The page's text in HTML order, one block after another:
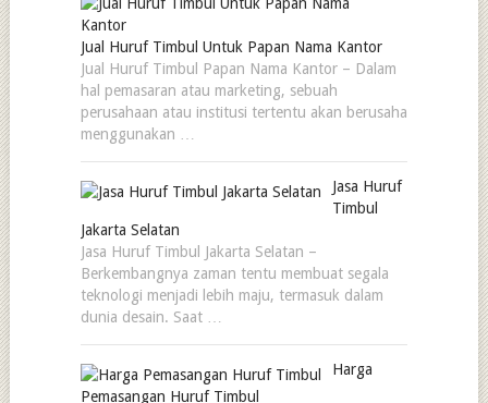
Jual Huruf Timbul Untuk Papan Nama Kantor
Jual Huruf Timbul Papan Nama Kantor – Dalam
hal pemasaran atau marketing, sebuah
perusahaan atau institusi tertentu akan berusaha
menggunakan …
Jasa Huruf
Timbul
Jakarta Selatan
Jasa Huruf Timbul Jakarta Selatan –
Berkembangnya zaman tentu membuat segala
teknologi menjadi lebih maju, termasuk dalam
dunia desain. Saat …
Harga
Pemasangan Huruf Timbul